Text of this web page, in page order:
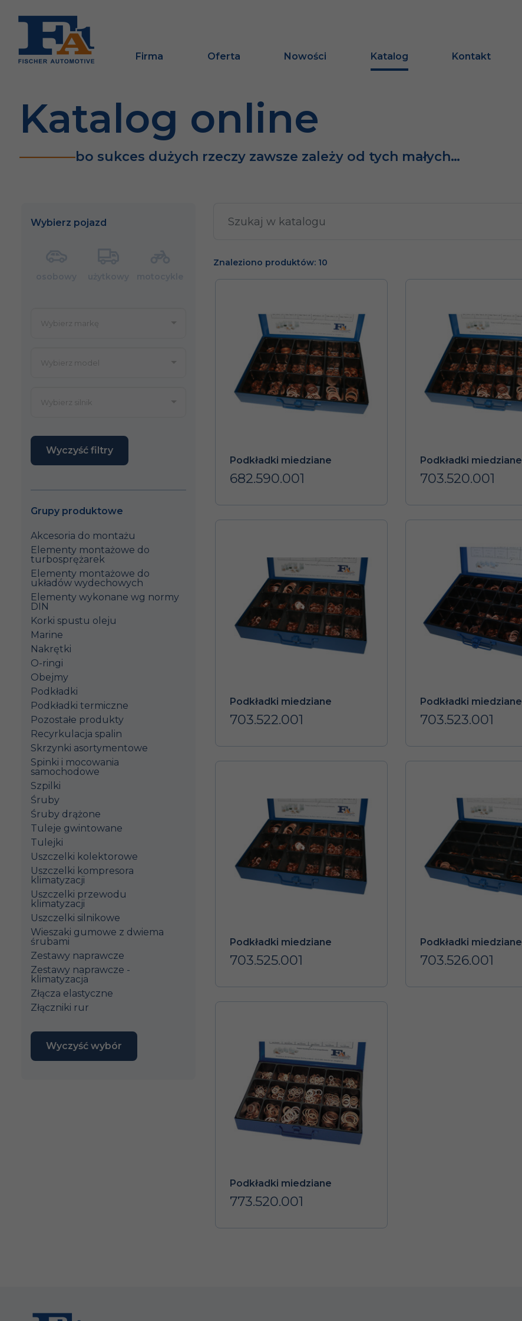
Firma Oferta Nowości Katalog Kontakt
Katalog online
bo sukces dużych rzeczy zawsze zależy od tych małych…
Wybierz pojazd
Wyczyść filtry
Grupy produktowe
Akcesoria do montażu
Elementy montażowe do
turbosprężarek
Elementy montażowe do
układów wydechowych
Elementy wykonane wg normy
DIN
Korki spustu oleju
Marine
Nakrętki
O-ringi
Obejmy
Podkładki
Podkładki termiczne
Pozostałe produkty
Recyrkulacja spalin
Skrzynki asortymentowe
Spinki i mocowania
samochodowe
Szpilki
Śruby
Śruby drążone
Tuleje gwintowane
Tulejki
Uszczelki kolektorowe
Uszczelki kompresora
klimatyzacji
Uszczelki przewodu
klimatyzacji
Uszczelki silnikowe
Wieszaki gumowe z dwiema
śrubami
Zestawy naprawcze
Zestawy naprawcze -
klimatyzacja
Złącza elastyczne
Złączniki rur
Wyczyść wybór
Znaleziono produktów: 10
Podkładki miedziane
682.590.001
Podkładki miedziane
703.520.001
Podkładki miedziane
703.522.001
Podkładki miedziane
703.523.001
Podkładki miedziane
703.525.001
Podkładki miedziane
703.526.001
Podkładki miedziane
773.520.001